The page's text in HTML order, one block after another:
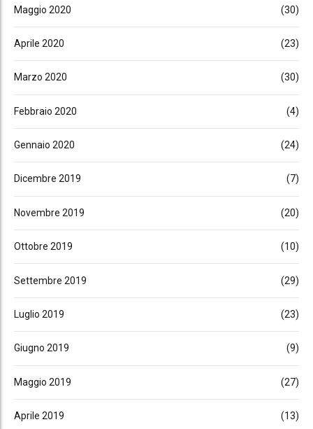
Maggio 2020 (30)
Aprile 2020 (23)
Marzo 2020 (30)
Febbraio 2020 (4)
Gennaio 2020 (24)
Dicembre 2019 (7)
Novembre 2019 (20)
Ottobre 2019 (10)
Settembre 2019 (29)
Luglio 2019 (23)
Giugno 2019 (9)
Maggio 2019 (27)
Aprile 2019 (13)